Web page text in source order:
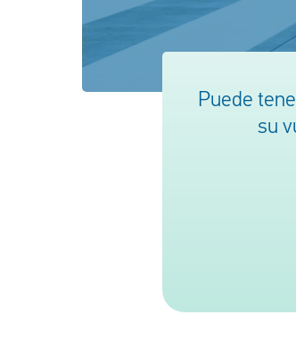
Puede
su